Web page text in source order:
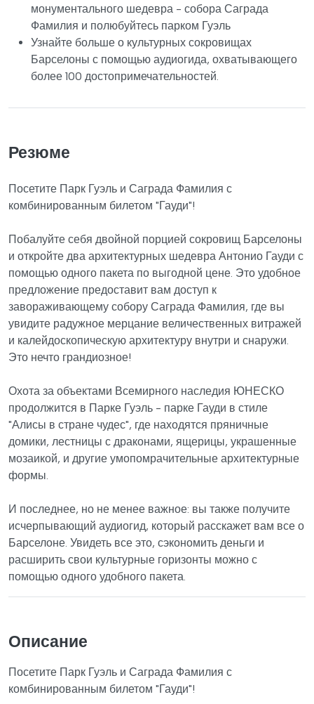
монументального шедевра - собора Саграда
Фамилия и полюбуйтесь парком Гуэль
Узнайте больше о культурных сокровищах
Барселоны с помощью аудиогида, охватывающего
более 100 достопримечательностей.
Резюме
Посетите Парк Гуэль и Саграда Фамилия с
комбинированным билетом "Гауди"!
Побалуйте себя двойной порцией сокровищ Барселоны
и откройте два архитектурных шедевра Антонио Гауди с
помощью одного пакета по выгодной цене. Это удобное
предложение предоставит вам доступ к
завораживающему собору Саграда Фамилия, где вы
увидите радужное мерцание величественных витражей
и калейдоскопическую архитектуру внутри и снаружи.
Это нечто грандиозное!
Охота за объектами Всемирного наследия ЮНЕСКО
продолжится в Парке Гуэль - парке Гауди в стиле
"Алисы в стране чудес", где находятся пряничные
домики, лестницы с драконами, ящерицы, украшенные
мозаикой, и другие умопомрачительные архитектурные
формы.
И последнее, но не менее важное: вы также получите
исчерпывающий аудиогид, который расскажет вам все о
Барселоне. Увидеть все это, сэкономить деньги и
расширить свои культурные горизонты можно с
помощью одного удобного пакета.
Описание
Посетите Парк Гуэль и Саграда Фамилия с
комбинированным билетом "Гауди"!